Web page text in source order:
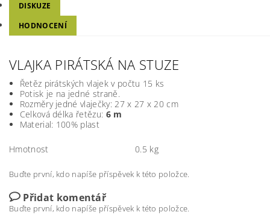
DISKUZE
HODNOCENÍ
VLAJKA PIRÁTSKÁ NA STUZE
Řetěz pirátských vlajek v počtu 15 ks
Potisk je na jedné straně.
Rozměry jedné vlaječky: 27 x 27 x 20 cm
Celková délka řetězu: 6 m
Material: 100% plast
Hmotnost 0.5 kg
Buďte první, kdo napíše příspěvek k této položce.
Přidat komentář
Buďte první, kdo napíše příspěvek k této položce.